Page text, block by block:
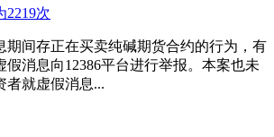
2219次
期间存正在买卖纯碱期货合约的行为，有
假消息向12386平台进行举报。本案也未
者就虚假消息...